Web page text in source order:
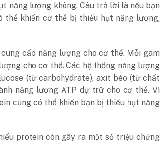
năng lượng không. Câu trả lời là nếu bạn
thể khiến cơ thể bị thiếu hụt năng lượng,
cấp năng lượng cho cơ thể. Mỗi gam
cho cơ thể. Các hệ thống năng lượng
(từ carbohydrate), axit béo (từ chất
năng lượng ATP dự trữ cho cơ thể. Vì
cũng có thể khiến bạn bị thiếu hụt năng
protein còn gây ra một số triệu chứng